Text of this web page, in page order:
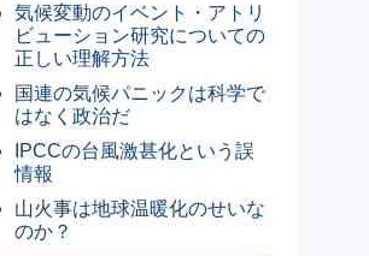
気候変動のイベント・アトリ
ビューション研究についての
正しい理解方法
国連の気候パニックは科学で
はなく政治だ
IPCCの台風激甚化という誤
情報
山火事は地球温暖化のせいな
のか？